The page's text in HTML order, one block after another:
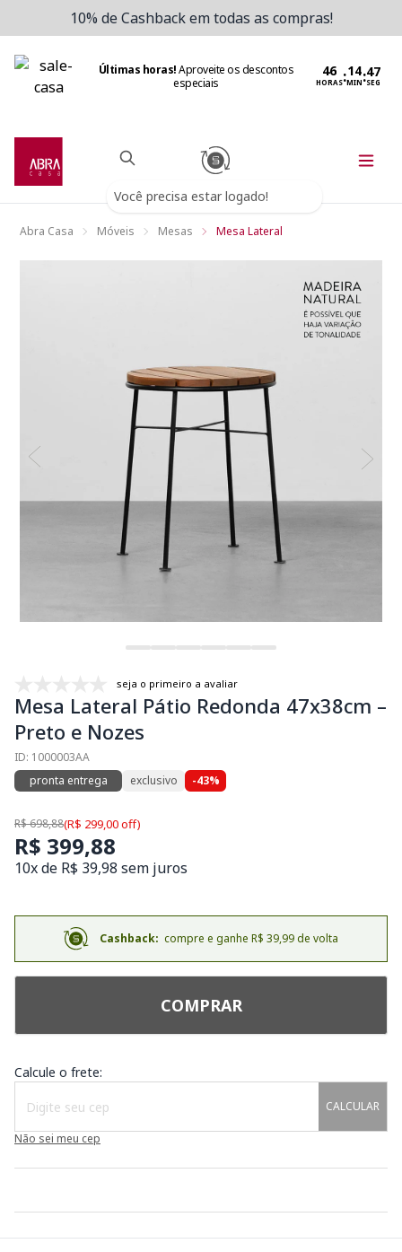
10% de Cashback em todas as compras!
Últimas horas!Aproveite os descontos
especiais
HORAS:MIN:SEG
Você precisa estar logado!
Abra Casa Móveis Mesas Mesa Lateral
seja o primeiro a avaliar
Mesa Lateral Pátio Redonda 47x38cm –
Preto e Nozes
ID: 1000003AA
pronta entrega
exclusivo -43%
R$ 698,88(R$ 299,00 off)
R$ 399,88
10x de R$ 39,98 sem juros
Cashback: compre e ganhe R$ 39,99 de volta
COMPRAR
Calcule o frete:
CALCULAR
Não sei meu cep